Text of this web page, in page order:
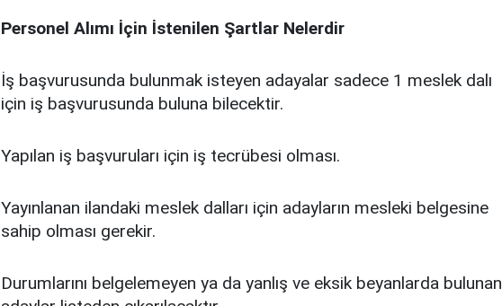
Personel Alımı İçin İstenilen Şartlar Nelerdir
İş başvurusunda bulunmak isteyen adayalar sadece 1 meslek dalı
için iş başvurusunda buluna bilecektir.
Yapılan iş başvuruları için iş tecrübesi olması.
Yayınlanan ilandaki meslek dalları için adayların mesleki belgesine
sahip olması gerekir.
Durumlarını belgelemeyen ya da yanlış ve eksik beyanlarda bulunan